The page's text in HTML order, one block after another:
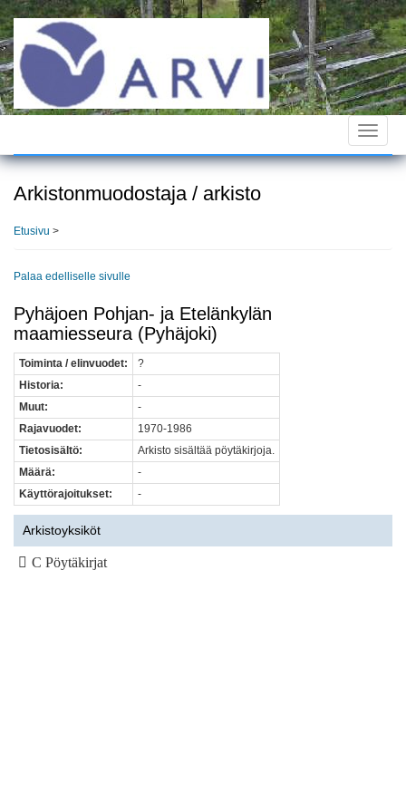
Hyppää
pääsisältöön
Toggle
Arkistonmuodostaja / arkisto
Etusivu >
Palaa edelliselle sivulle
Pyhäjoen Pohjan- ja Etelänkylän
maamiesseura (Pyhäjoki)
Toiminta / elinvuodet:
?
Historia:
-
Muut:
-
Rajavuodet:
1970-1986
Tietosisältö:
Arkisto sisältää pöytäkirjoja.
Määrä:
-
Käyttörajoitukset:
-
Arkistoyksiköt
C Pöytäkirjat